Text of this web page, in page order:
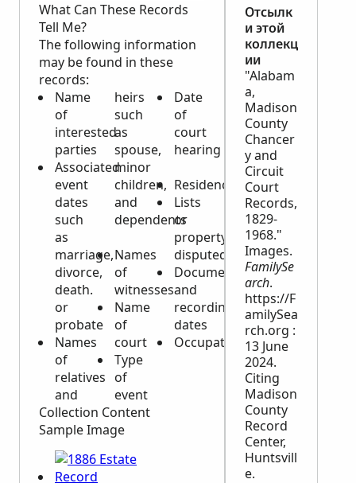
What Can These Records
Tell Me?
The following information
may be found in these
records:
Name
of
interested
parties
Associated
event
dates
such
as
marriage,
divorce,
death.
or
probate
Names
of
relatives
and
heirs
such
as
spouse,
minor
children,
and
dependents
Names
of
witnesses
Name
of
court
Type
of
event
Date
of
court
hearing
Residences
Lists
or
property
disputed
Document
and
recording
dates
Occupations
Collection Content
Sample Image
Отсылк
и этой
коллекц
ии
"Alabam
a,
Madison
County
Chancer
y and
Circuit
Court
Records,
1829-
1968."
Images.
FamilySe
arch.
https://F
amilySea
rch.org :
13 June
2024.
Citing
Madison
County
Record
Center,
Huntsvill
e.